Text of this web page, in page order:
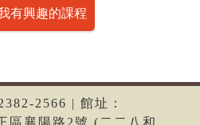
有興趣的課程
2566 | 館址：